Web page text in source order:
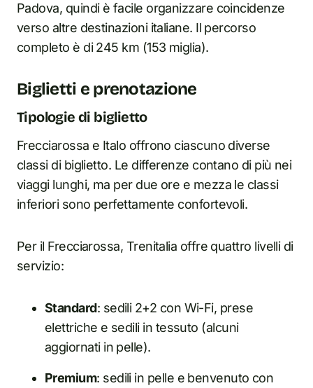
Padova, quindi è facile organizzare coincidenze
verso altre destinazioni italiane. Il percorso
completo è di 245 km (153 miglia).
Biglietti e prenotazione
Tipologie di biglietto
Frecciarossa e Italo offrono ciascuno diverse
classi di biglietto. Le differenze contano di più nei
viaggi lunghi, ma per due ore e mezza le classi
inferiori sono perfettamente confortevoli.
Per il Frecciarossa, Trenitalia offre quattro livelli di
servizio:
Standard: sedili 2+2 con Wi-Fi, prese
elettriche e sedili in tessuto (alcuni
aggiornati in pelle).
Premium: sedili in pelle e benvenuto con